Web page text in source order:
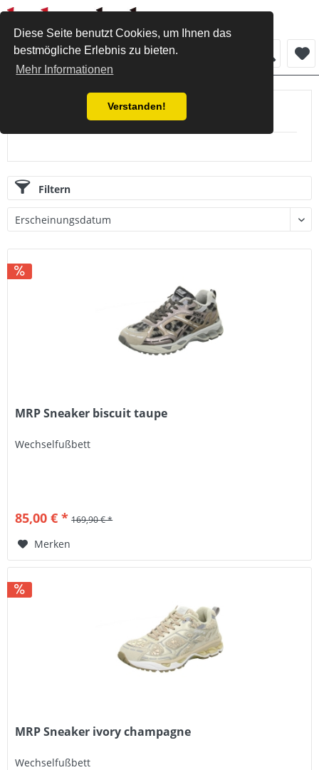
Diese Seite benutzt Cookies, um Ihnen das
bestmögliche Erlebnis zu bieten.
Mehr Informationen
Verstanden!
Menü
Produkte von MRP
Filtern
MRP Sneaker biscuit taupe
Wechselfußbett
85,00 € * 169,90 € *
Merken
MRP Sneaker ivory champagne
Wechselfußbett